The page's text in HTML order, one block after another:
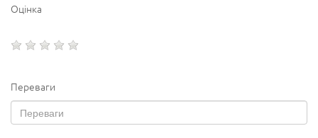
Оцінка
Переваги